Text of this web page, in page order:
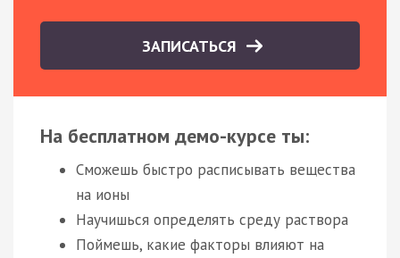
ЗАПИСАТЬСЯ
На бесплатном демо-курсе ты:
Сможешь быстро расписывать вещества
на ионы
Научишься определять среду раствора
Поймешь, какие факторы влияют на